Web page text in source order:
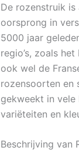
De rozenstruik
oorsprong in
5000 jaar
regio’s, zoals
ook wel de
rozensoorten en
gekweekt in
variëteiten en
Beschrijving van